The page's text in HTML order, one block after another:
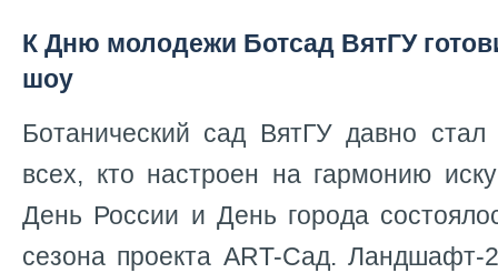
К Дню молодежи Ботсад ВятГУ
шоу
Ботанический сад ВятГУ давно
всех, кто настроен на гармонию
День России и День города
сезона проекта ART-Сад. Ландшафт-